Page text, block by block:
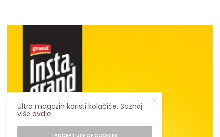
Ultra magazin koristi kolačiće. Saznaj
višeovdje.
I ACCEPT USE OF COOKIES